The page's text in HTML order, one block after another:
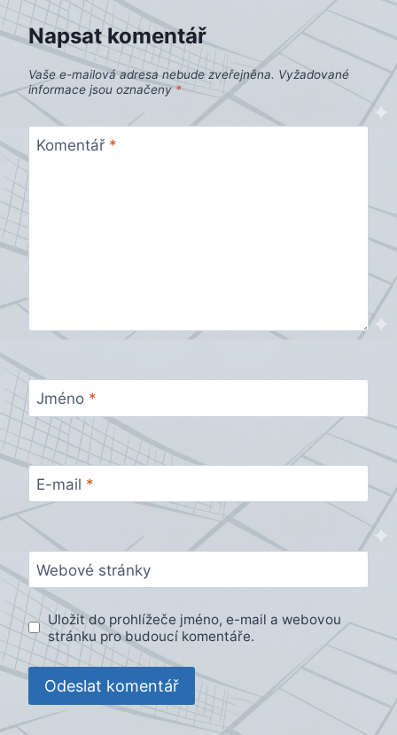
Napsat komentář
Vaše e-mailová adresa nebude zveřejněna. Vyžadované
informace jsou označeny*
Komentář *
Jméno *
E-mail *
Webové stránky
Uložit do prohlížeče jméno, e-mail a webovou
stránku pro budoucí komentáře.